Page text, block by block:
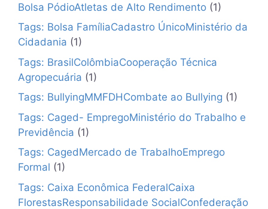
Bolsa PódioAtletas de Alto Rendimento (1)
Tags: Bolsa FamíliaCadastro ÚnicoMinistério da
Cidadania (1)
Tags: BrasilColômbiaCooperação Técnica
Agropecuária (1)
Tags: BullyingMMFDHCombate ao Bullying (1)
Tags: Caged- EmpregoMinistério do Trabalho e
Previdência (1)
Tags: CagedMercado de TrabalhoEmprego
Formal (1)
Tags: Caixa Econômica FederalCaixa
FlorestasResponsabilidade SocialConfederação